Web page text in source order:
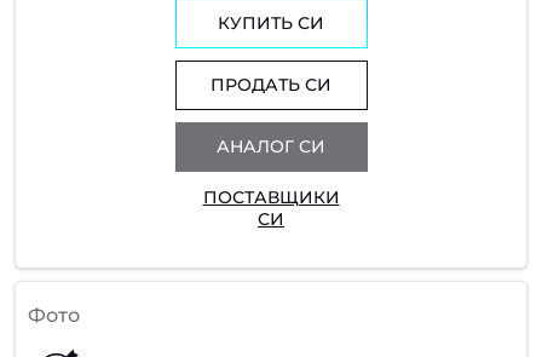
КУПИТЬ СИ
ПРОДАТЬ СИ
АНАЛОГ СИ
ПОСТАВЩИКИ
СИ
Фото